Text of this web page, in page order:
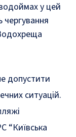
у цей
чергування
допустити
ситуацій.
“Київська